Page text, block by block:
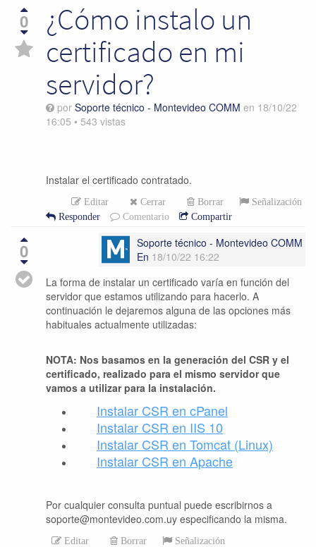
0
¿Cómo instalo un
certificado en mi
servidor?
por Soporte técnico - Montevideo COMM en 18/10/22
16:05 • 543 vistas
Instalar el certificado contratado.
Editar Cerrar Borrar
Señalización
Responder
Comentario Compartir
0
Soporte técnico - Montevideo COMM
En 18/10/22 16:22
La forma de instalar un certificado varía en función del
servidor que estamos utilizando para hacerlo. A
continuación le dejaremos alguna de las opciones más
habituales actualmente utilizadas:
NOTA: Nos basamos en la generación del CSR y el
certificado, realizado para el mismo servidor que
vamos a utilizar para la instalación.
Instalar CSR en cPanel
Instalar CSR en IIS 10
Instalar CSR en Tomcat (Linux)
Instalar CSR en Apache
Por cualquier consulta puntual puede escribirnos a
soporte@montevideo.com.uy especificando la misma.
Editar Borrar
Señalización